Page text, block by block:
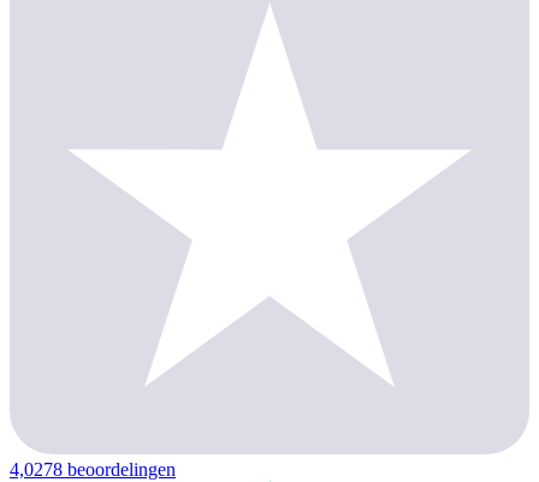
4,0278 beoordelingen